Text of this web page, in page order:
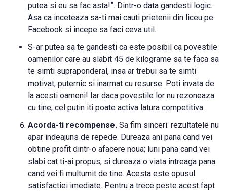
putea si eu sa fac asta!”. Dintr-o data gandesti logic.
Asa ca inceteaza sa-ti mai cauti prietenii din liceu pe
Facebook si incepe sa faci ceva util.
S-ar putea sa te gandesti ca este posibil ca povestile
oamenilor care au slabit 45 de kilograme sa te faca sa
te simti supraponderal, insa ar trebui sa te simti
motivat, puternic si inarmat cu resurse. Poti invata de
la acesti oameni! Iar daca povestile lor nu rezoneaza
cu tine, cel putin iti poate activa latura competitiva.
Acorda-ti recompense. Sa fim sinceri: rezultatele nu
apar indeajuns de repede. Dureaza ani pana cand vei
obtine profit dintr-o afacere noua; luni pana cand vei
slabi cat ti-ai propus; si dureaza o viata intreaga pana
cand vei fi multumit de tine. Acesta este opusul
satisfactiei imediate. Pentru a trece peste acest fapt